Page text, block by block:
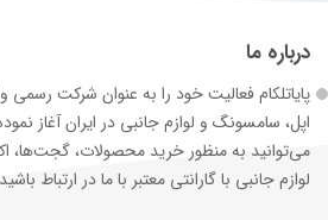
درباره ما
پایاتلکام فعالیت خود را به عنوان شرکت رسمی
اپل، سامسونگ و لوازم جانبی در ایران آغاز
می‌توانید به منظور خرید محصولات، گجت‌ها،
لوازم جانبی با گارانتی معتبر با ما در ارتباط